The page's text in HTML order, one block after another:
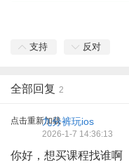
支持 反对
全部回复 2
点击重新加载九分裤玩ios
2026-1-7 14:36:13
你好，想买课程找谁啊